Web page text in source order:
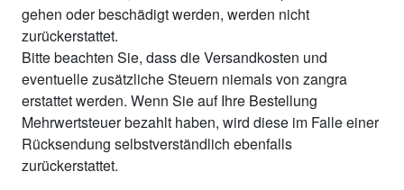
gehen oder beschädigt werden, werden nicht
zurückerstattet.
Bitte beachten Sie, dass die Versandkosten und
eventuelle zusätzliche Steuern niemals von zangra
erstattet werden. Wenn Sie auf Ihre Bestellung
Mehrwertsteuer bezahlt haben, wird diese im Falle einer
Rücksendung selbstverständlich ebenfalls
zurückerstattet.